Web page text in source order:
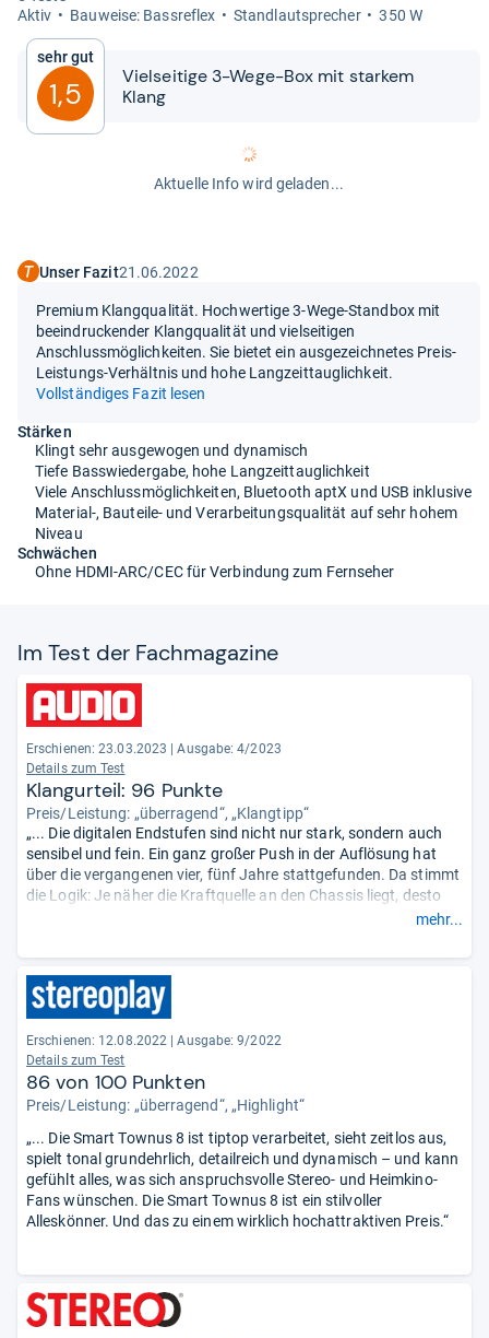
Aktiv
Bau­weise: Bass­re­flex Stand­laut­spre­cher 350 W
Sehr gut
1,5
Viel­sei­tige 3-​​Wege-​​Box mit star­kem
Klang
Aktuelle Info wird geladen...
Unser Fazit21.06.2022
Premium Klangqualität. Hochwertige 3-Wege-Standbox mit
beeindruckender Klangqualität und vielseitigen
Anschlussmöglichkeiten. Sie bietet ein ausgezeichnetes Preis-
Leistungs-Verhältnis und hohe Langzeittauglichkeit.
Vollständiges Fazit lesen
Stärken
Klingt sehr ausgewogen und dynamisch
Tiefe Basswiedergabe, hohe Langzeittauglichkeit
Viele Anschlussmöglichkeiten, Bluetooth aptX und USB inklusive
Material-, Bauteile- und Verarbeitungsqualität auf sehr hohem
Niveau
Schwächen
Ohne HDMI-ARC/CEC für Verbindung zum Fernseher
Im Test der Fach­ma­ga­zine
Erschienen: 23.03.2023 | Ausgabe: 4/2023
Details zum Test
Klangurteil: 96 Punkte
Preis/Leistung: „überragend“, „Klangtipp“
„... Die digitalen Endstufen sind nicht nur stark, sondern auch
sensibel und fein. Ein ganz großer Push in der Auflösung hat
über die vergangenen vier, fünf Jahre stattgefunden. Da stimmt
die Logik: Je näher die Kraftquelle an den Chassis liegt, desto
mehr unverfälschte Energie wird gewonnen. Hier in der Townus
erschwinglich.“
mehr...
Erschienen: 12.08.2022 | Ausgabe: 9/2022
Details zum Test
86 von 100 Punkten
Preis/Leistung: „überragend“, „Highlight“
„... Die Smart Townus 8 ist tiptop verarbeitet, sieht zeitlos aus,
spielt tonal grundehrlich, detailreich und dynamisch – und kann
gefühlt alles, was sich anspruchsvolle Stereo- und Heimkino-
Fans wünschen. Die Smart Townus 8 ist ein stilvoller
Alleskönner. Und das zu einem wirklich hochattraktiven Preis.“